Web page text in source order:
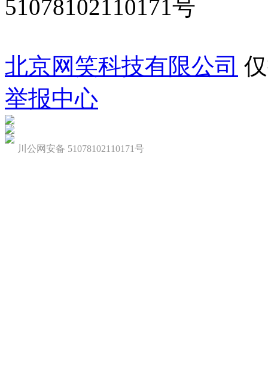
51078102110171号
北京网笑科技有限公司
举报中心
川公网安备 51078102110171号